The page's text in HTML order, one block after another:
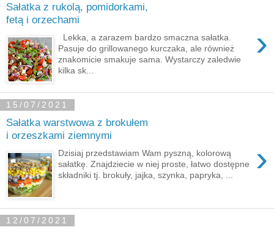
Sałatka z rukolą, pomidorkami,
fetą i orzechami
›
Lekka, a zarazem bardzo smaczna sałatka.
Pasuje do grillowanego kurczaka, ale również
znakomicie smakuje sama. Wystarczy zaledwie
kilka sk...
15/07/2021
Sałatka warstwowa z brokułem
i orzeszkami ziemnymi
›
Dzisiaj przedstawiam Wam pyszną, kolorową
sałatkę. Znajdziecie w niej proste, łatwo dostępne
składniki tj. brokuły, jajka, szynka, papryka, ...
12/07/2021